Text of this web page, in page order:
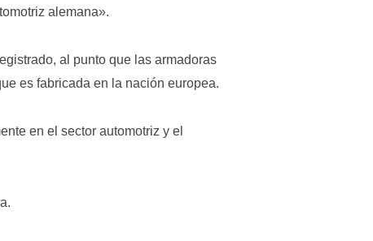
alemana».
al punto que las armadoras
es fabricada en la nación europea.
en el sector automotriz y el